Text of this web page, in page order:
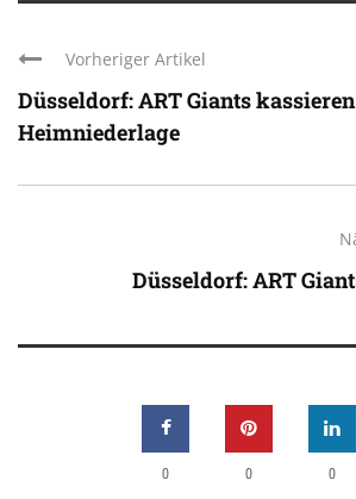
Vorheriger Artikel
Düsseldorf: ART Giants
Heimniederlage
Düsseldorf: ART
0 0 0